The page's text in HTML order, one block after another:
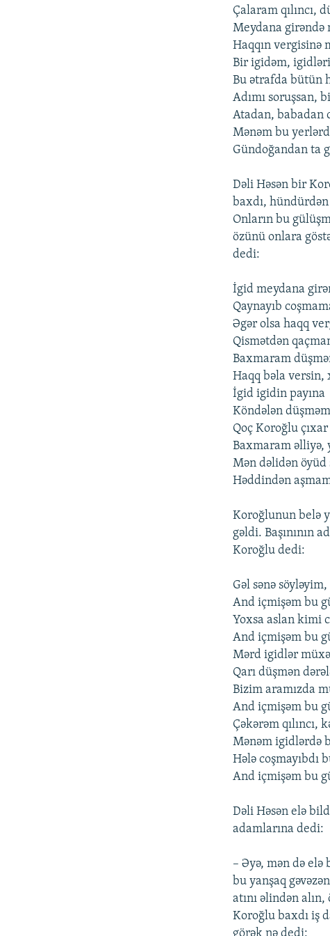
Çalaram qılıncı,
Meydana girəndə
Haqqın vergisinə
Bir igidəm,
Bu ətrafda bütün
Adımı soruşsan,
Atadan, babadan
Mənəm bu
Gündoğandan ta
Dəli Həsən bir
baxdı,
Onların bu
özünü onlara
dedi:
İgid meydana
Qaynayıb
Əgər olsa haqq
Qismətdən
Baxmaram
Haqq bəla versin,
İgid igidin payına
Köndələn
Qoç Koroğlu çıxar
Baxmaram əlliyə,
Mən dəlidən öyüd
Həddindən
Koroğlunun belə
gəldi. Başınının
Koroğlu dedi:
Gəl sənə
And içmişəm bu
Yoxsa aslan kimi
And içmişəm bu
Mərd igidlər
Qarı düşmən
Bizim aramızda
And içmişəm bu
Çəkərəm qılıncı,
Mənəm igidlərdə
Hələ coşmayıbdı
And içmişəm bu
Dəli Həsən elə
adamlarına dedi:
– Əyə, mən də
bu yanşaq
atını əlindən
Koroğlu baxdı iş